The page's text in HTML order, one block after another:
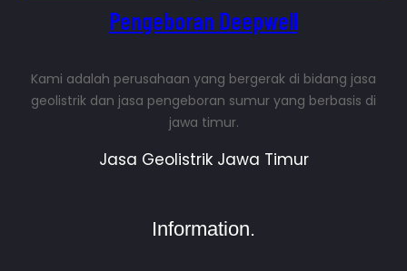
Pengeboran Deepwell
Kami adalah perusahaan yang bergerak di bidang jasa
geolistrik dan jasa pengeboran sumur yang berbasis di
jawa timur.
Jasa Geolistrik Jawa Timur
Information.